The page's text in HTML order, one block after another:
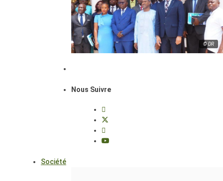
© DR
Nous Suivre
Société